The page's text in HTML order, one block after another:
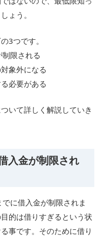
ょう。
3つです。
限される
象外になる
必要がある
いて詳しく解説していき
入金が制限され
に借入金が制限されま
的は借りすぎるという状
事です。そのために借り